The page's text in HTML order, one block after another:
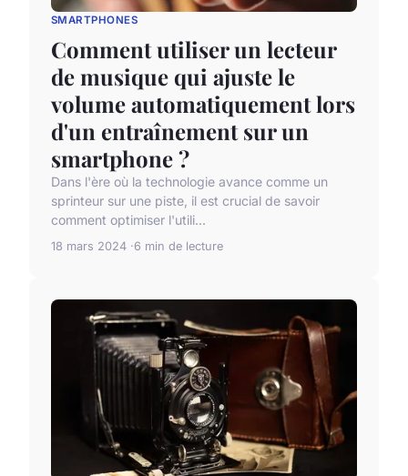
SMARTPHONES
Comment utiliser un lecteur
de musique qui ajuste le
volume automatiquement lors
d'un entraînement sur un
smartphone ?
Dans l'ère où la technologie avance comme un
sprinteur sur une piste, il est crucial de savoir
comment optimiser l'utili...
18 mars 2024 6 min de lecture